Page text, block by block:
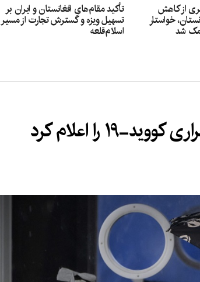
از کاهش
خواستار
تأکید مقام‌های افغانستان و ایران بر
تسهیل ویزه و گسترش تجارت از مسیر
اسلام‌قلعه
را اعلام کرد